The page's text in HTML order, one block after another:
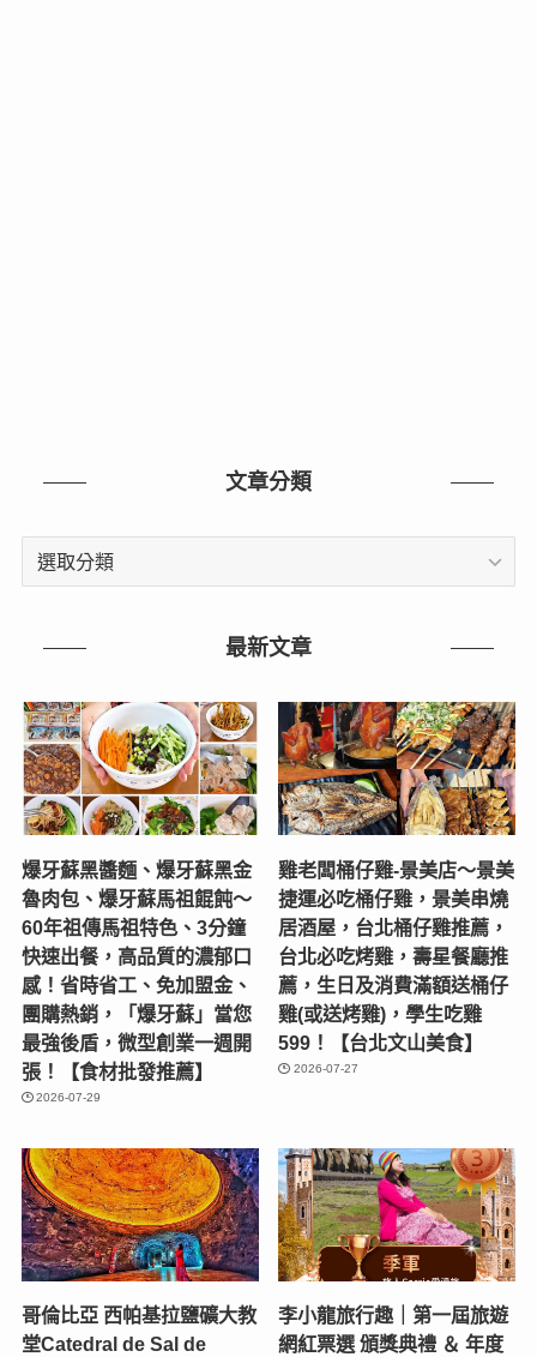
文章分類
文
最新文章
爆牙蘇黑醬麵、爆牙蘇黑金
魯肉包、爆牙蘇馬祖餛飩～
60年祖傳馬祖特色、3分鐘
快速出餐，高品質的濃郁口
感！省時省工、免加盟金、
團購熱銷，「爆牙蘇」當您
最強後盾，微型創業一週開
張！【食材批發推薦】
2026-07-29
雞老闆桶仔雞-景美店〜景美
捷運必吃桶仔雞，景美串燒
居酒屋，台北桶仔雞推薦，
台北必吃烤雞，壽星餐廳推
薦，生日及消費滿額送桶仔
雞(或送烤雞)，學生吃雞
599！【台北文山美食】
2026-07-27
哥倫比亞 西帕基拉鹽礦大教
堂Catedral de Sal de
李小龍旅行趣｜第一屆旅遊
網紅票選 頒獎典禮 ＆ 年度